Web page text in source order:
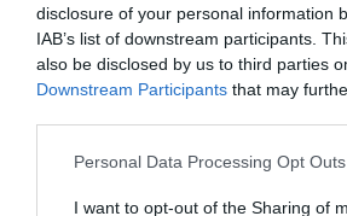
disclosure of your personal information
IAB’s list of downstream participants.
also be disclosed by us to third parties
Downstream Participants that may
Personal Data Processing Opt Outs
I want to opt-out of the Sharing of
Antonino
Novembre 2011
Ritornerebbe in questo hotel?
dettagli